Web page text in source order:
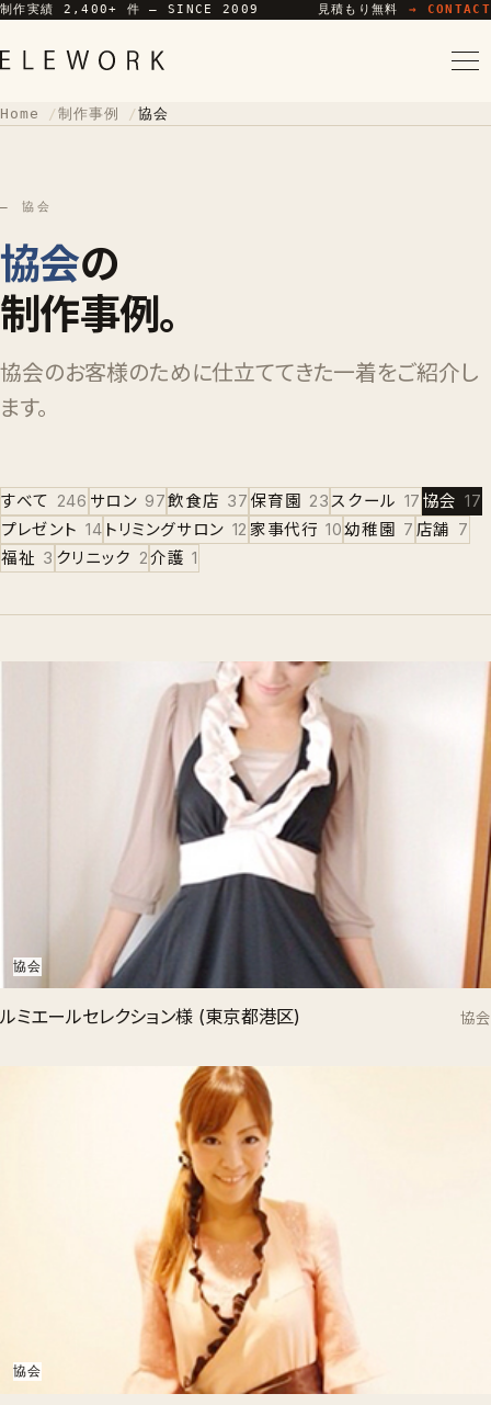
制作実績 2,400+ 件 — SINCE 2009 見積もり無料 → CONTACT
Home 制作事例 協会
— 協会
協会の
制作事例。
協会のお客様のために仕立ててきた一着をご紹介し
ます。
すべて 246 サロン 97飲食店 37 保育園 23スクール 17 協会 17
プレゼント 14 トリミングサロン 12 家事代行 10幼稚園 7 店舗 7
福祉 3 クリニック 2介護 1
協会
ルミエールセレクション様 (東京都港区) 協会
協会